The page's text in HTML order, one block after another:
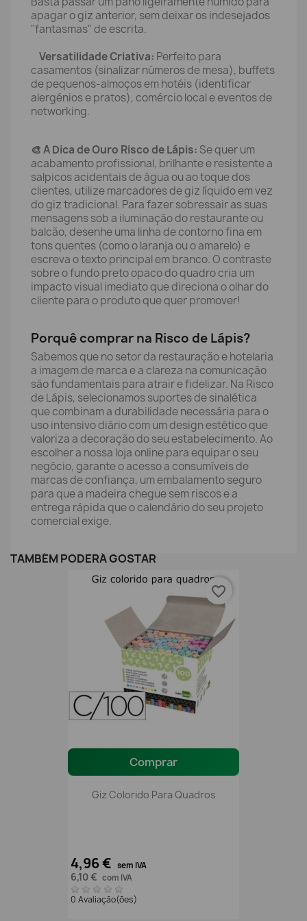
apagar o giz anterior, sem deixar os indesejados
"fantasmas" de escrita.
Versatilidade Criativa: Perfeito para
casamentos (sinalizar números de mesa), buffets
de pequenos-almoços em hotéis (identificar
alergénios e pratos), comércio local e eventos de
networking.
🎨 A Dica de Ouro Risco de Lápis: Se quer um
acabamento profissional, brilhante e resistente a
salpicos acidentais de água ou ao toque dos
clientes, utilize marcadores de giz líquido em vez
do giz tradicional. Para fazer sobressair as suas
mensagens sob a iluminação do restaurante ou
balcão, desenhe uma linha de contorno fina em
tons quentes (como o laranja ou o amarelo) e
escreva o texto principal em branco. O contraste
sobre o fundo preto opaco do quadro cria um
impacto visual imediato que direciona o olhar do
cliente para o produto que quer promover!
Porquê comprar na Risco de Lápis?
Sabemos que no setor da restauração e hotelaria
a imagem de marca e a clareza na comunicação
são fundamentais para atrair e fidelizar. Na Risco
de Lápis, selecionamos suportes de sinalética
que combinam a durabilidade necessária para o
uso intensivo diário com um design estético que
valoriza a decoração do seu estabelecimento. Ao
escolher a nossa loja online para equipar o seu
negócio, garante o acesso a consumíveis de
marcas de confiança, um embalamento seguro
para que a madeira chegue sem riscos e a
entrega rápida que o calendário do seu projeto
comercial exige.
TAMBÉM PODERÁ GOSTAR
Comprar
Giz Colorido Para Quadros
4,96 € sem IVA
6,10 € com IVA
0 Avaliação(ões)
favorite_border